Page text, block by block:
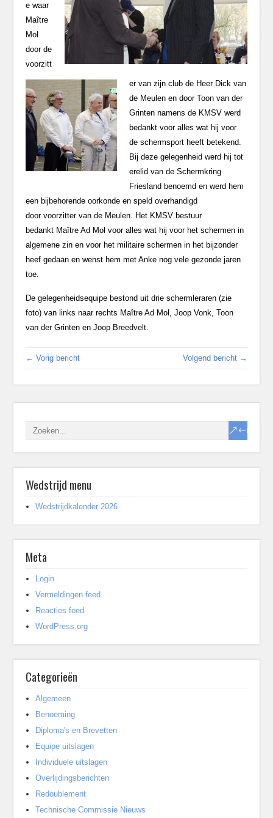
e waar
Maître
Mol
door de
voorzitt
er van zijn club de Heer Dick van
de Meulen en door Toon van der
Grinten namens de KMSV werd
bedankt voor alles wat hij voor
de schermsport heeft betekend.
Bij deze gelegenheid werd hij tot
erelid van de Schermkring
Friesland benoemd en werd hem
een bijbehorende oorkonde en speld overhandigd
door voorzitter van de Meulen. Het KMSV bestuur
bedankt Maître Ad Mol voor alles wat hij voor het schermen in
algemene zin en voor het militaire schermen in het bijzonder
heef gedaan en wenst hem met Anke nog vele gezonde jaren
toe.
De gelegenheidsequipe bestond uit drie schermleraren (zie
foto) van links naar rechts Maître Ad Mol, Joop Vonk, Toon
van der Grinten en Joop Breedvelt.
← Vorig bericht Volgend bericht →
Wedstrijd menu
Wedstrijdkalender 2026
Meta
Login
Vermeldingen feed
Reacties feed
WordPress.org
Categorieën
Algemeen
Benoeming
Diploma's en Brevetten
Equipe uitslagen
Individuele uitslagen
Overlijdingsberichten
Redoublement
Technische Commissie Nieuws